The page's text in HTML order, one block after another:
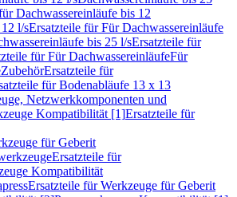
Dachwassereinläufe bis 12
l/sErsatzteile für Für Dachwassereinläufe
bis 25 l/sErsatzteile für
für Für DachwassereinläufeFür
ZubehörErsatzteile für
für Bodenabläufe 13 x 13
Netzwerkkomponenten und
Kompatibilität [1]Ersatzteile für
für Geberit
Ersatzteile für
Kompatibilität
Ersatzteile für Werkzeuge für Geberit